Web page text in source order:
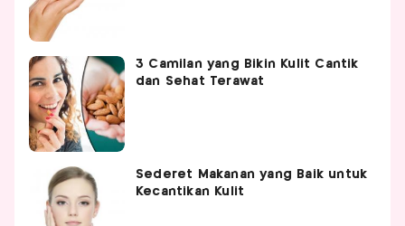
3 Camilan yang Bikin Kulit Cantik
dan Sehat Terawat
Sederet Makanan yang Baik untuk
Kecantikan Kulit